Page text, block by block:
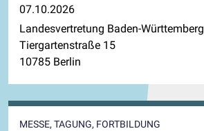
07.10.2026
Landesvertretung Baden-Württemberg
Tiergartenstraße 15
10785 Berlin
MESSE, TAGUNG, FORTBILDUNG